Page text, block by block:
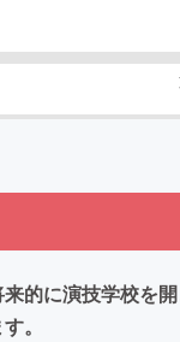
的に演技学校を
。